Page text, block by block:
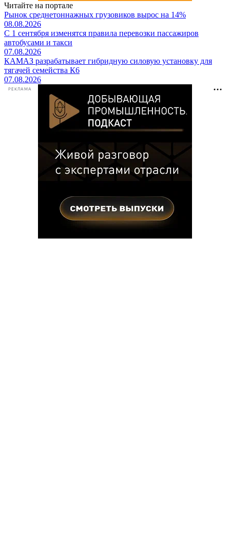
Читайте на портале
Рынок среднетоннажных грузовиков вырос на 14%
08.08.2026
С 1 сентября изменятся правила перевозки пассажиров
автобусами и такси
07.08.2026
КАМАЗ разрабатывает гибридную силовую установку для
тягачей семейства К6
07.08.2026
РЕКЛАМА